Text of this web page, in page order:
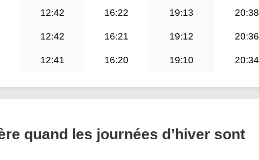
12:42 16:22 19:13 20:38
12:42 16:21 19:12 20:36
12:41 16:20 19:10 20:34
quand les journées d’hiver sont